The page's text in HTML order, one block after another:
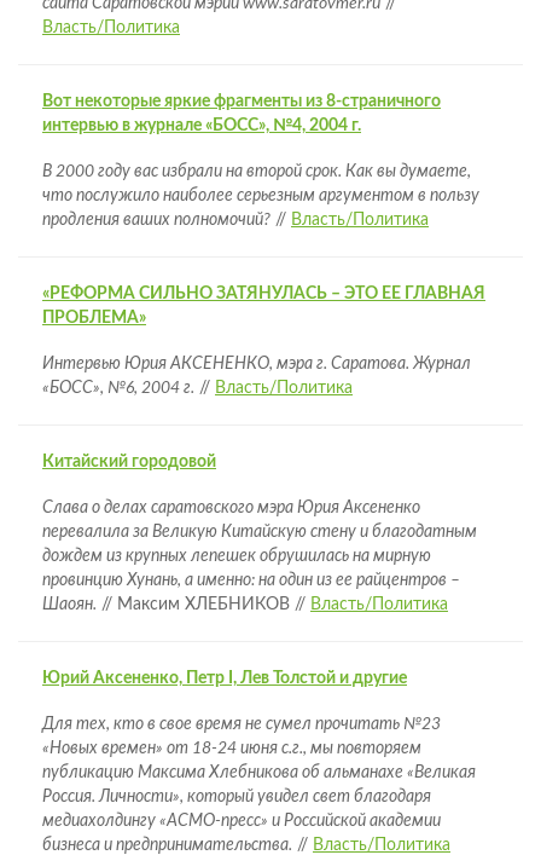
Власть/Политика
Вот некоторые яркие фрагменты из 8-страничного
интервью в журнале «БОСС», №4, 2004 г.
В 2000 году вас избрали на второй срок. Как вы думаете,
что послужило наиболее серьезным аргументом в пользу
продления ваших полномочий? // Власть/Политика
«РЕФОРМА СИЛЬНО ЗАТЯНУЛАСЬ – ЭТО ЕЕ ГЛАВНАЯ
ПРОБЛЕМА»
Интервью Юрия АКСЕНЕНКО, мэра г. Саратова. Журнал
«БОСС», №6, 2004 г. // Власть/Политика
Китайский городовой
Слава о делах саратовского мэра Юрия Аксененко
перевалила за Великую Китайскую стену и благодатным
дождем из крупных лепешек обрушилась на мирную
провинцию Хунань, а именно: на один из ее райцентров –
Шаоян. // Максим ХЛЕБНИКОВ // Власть/Политика
Юрий Аксененко, Петр I, Лев Толстой и другие
Для тех, кто в свое время не сумел прочитать №23
«Новых времен» от 18-24 июня с.г., мы повторяем
публикацию Максима Хлебникова об альманахе «Великая
Россия. Личности», который увидел свет благодаря
медиахолдингу «АСМО-пресс» и Российской академии
бизнеса и предпринимательства. // Власть/Политика